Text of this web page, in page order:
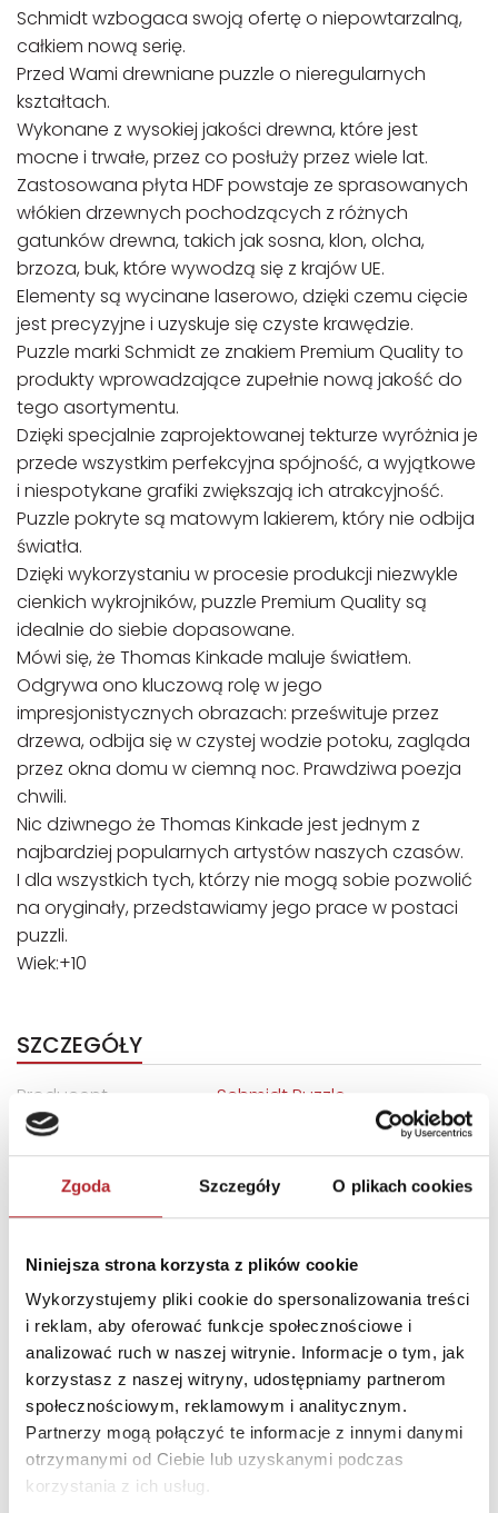
Zgoda Szczegóły O plikach cookies
Niniejsza strona korzysta z plików cookie
Wykorzystujemy pliki cookie do spersonalizowania treści
i reklam, aby oferować funkcje społecznościowe i
analizować ruch w naszej witrynie. Informacje o tym, jak
korzystasz z naszej witryny, udostępniamy partnerom
społecznościowym, reklamowym i analitycznym.
Partnerzy mogą połączyć te informacje z innymi danymi
otrzymanymi od Ciebie lub uzyskanymi podczas
korzystania z ich usług.
Schmidt wzbogaca swoją ofertę o niepowtarzalną,
całkiem nową serię.
Przed Wami drewniane puzzle o nieregularnych
kształtach.
Wykonane z wysokiej jakości drewna, które jest
mocne i trwałe, przez co posłuży przez wiele lat.
Zastosowana płyta HDF powstaje ze sprasowanych
włókien drzewnych pochodzących z różnych
gatunków drewna, takich jak sosna, klon, olcha,
brzoza, buk, które wywodzą się z krajów UE.
Elementy są wycinane laserowo, dzięki czemu cięcie
jest precyzyjne i uzyskuje się czyste krawędzie.
Puzzle marki Schmidt ze znakiem Premium Quality to
produkty wprowadzające zupełnie nową jakość do
tego asortymentu.
Dzięki specjalnie zaprojektowanej tekturze wyróżnia je
przede wszystkim perfekcyjna spójność, a wyjątkowe
i niespotykane grafiki zwiększają ich atrakcyjność.
Puzzle pokryte są matowym lakierem, który nie odbija
światła.
Dzięki wykorzystaniu w procesie produkcji niezwykle
cienkich wykrojników, puzzle Premium Quality są
idealnie do siebie dopasowane.
Mówi się, że Thomas Kinkade maluje światłem.
Odgrywa ono kluczową rolę w jego
impresjonistycznych obrazach: prześwituje przez
drzewa, odbija się w czystej wodzie potoku, zagląda
przez okna domu w ciemną noc. Prawdziwa poezja
chwili.
Nic dziwnego że Thomas Kinkade jest jednym z
najbardziej popularnych artystów naszych czasów.
I dla wszystkich tych, którzy nie mogą sobie pozwolić
na oryginały, przedstawiamy jego prace w postaci
puzzli.
Wiek:+10
SZCZEGÓŁY
Producent
Schmidt Puzzle
Kod EAN
Sprzedaż od
2024-12-02
Rodzaj
Zabawki
275x170x170 mm
Kraj produkcji
DE
Zwrot towaru
Brak prawa zwrotu
DANE OSOBY ODPOWIEDZIALNEJ
Nazwa
Schmidt Spiele GmbH